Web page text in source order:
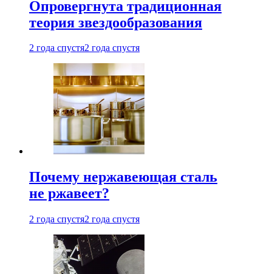
Опровергнута традиционная
теория звездообразования
2 года спустя2 года спустя
Почему нержавеющая сталь
не ржавеет?
2 года спустя2 года спустя